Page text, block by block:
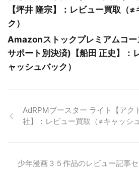
【坪井 隆宗】：レビュー買取（
ク）
Amazonストックプレミアムコ
サポート別決済)【船田 正史】：
ャッシュバック）
AdRPMブースター ライト【アク
社】：レビュー買取（≠キャッシ
少年漫画３５作品のレビュー記事